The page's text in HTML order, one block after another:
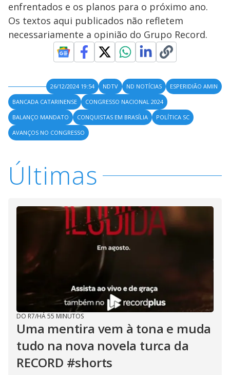
enfrentados e os planos para o próximo ano.
Os textos aqui publicados não refletem
necessariamente a opinião do Grupo Record.
26/12/2024 19:54 NDTV ND NOTÍCIAS
ESPERIDIÃO AMIN
BANCADA CATARINENSE
CONGRESSO NACIONAL 2024
BALANÇO MANDATO
CONQUISTAS EM BRASÍLIA
POLÍTICA SC
AVANÇOS NO CONGRESSO
Últimas
DO R7/HÁ 55 MINUTOS
Uma mentira vem à tona e muda
tudo na nova novela turca da
RECORD #shorts